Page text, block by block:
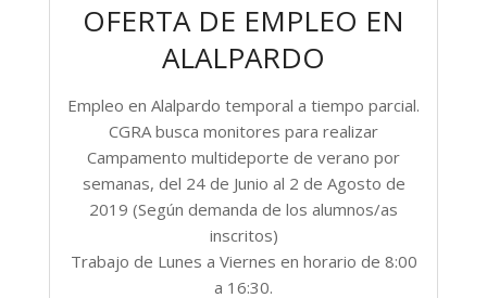
OFERTA DE EMPLEO EN
ALALPARDO
Empleo en Alalpardo temporal a tiempo parcial.
CGRA busca monitores para realizar
Campamento multideporte de verano por
semanas, del 24 de Junio al 2 de Agosto de
2019 (Según demanda de los alumnos/as
inscritos)
Trabajo de Lunes a Viernes en horario de 8:00
a 16:30.